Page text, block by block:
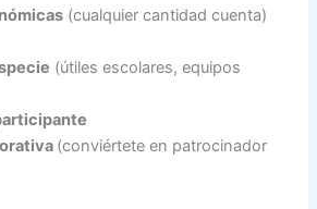
(cualquier cantidad cuenta)
(útiles escolares, equipos
(conviértete en patrocinador